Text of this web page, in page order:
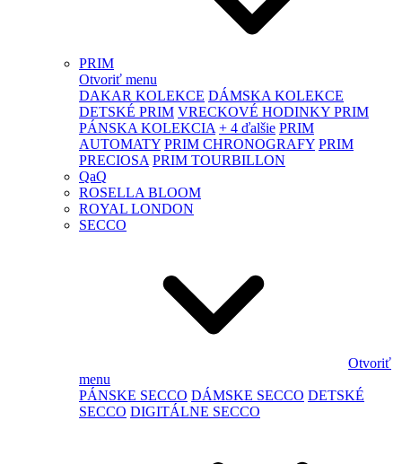
PRIM
Otvoriť menu
DAKAR KOLEKCE DÁMSKA KOLEKCE
DETSKÉ PRIM VRECKOVÉ HODINKY PRIM
PÁNSKA KOLEKCIA + 4 ďalšie PRIM
AUTOMATY PRIM CHRONOGRAFY PRIM
PRECIOSA PRIM TOURBILLON
QaQ
ROSELLA BLOOM
ROYAL LONDON
SECCO
Otvoriť
menu
PÁNSKE SECCO DÁMSKE SECCO DETSKÉ
SECCO DIGITÁLNE SECCO